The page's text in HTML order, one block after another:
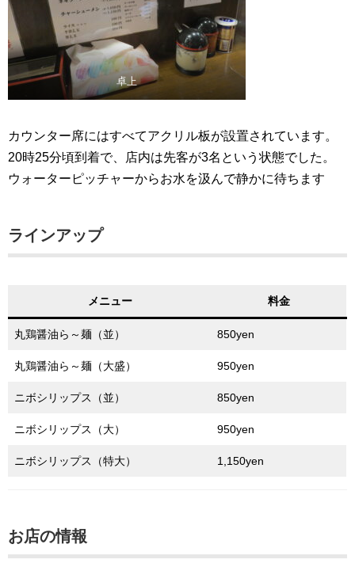
卓上
カウンター席にはすべてアクリル板が設置されています。
20時25分頃到着で、店内は先客が3名という状態でした。
ウォーターピッチャーからお水を汲んで静かに待ちます
ラインアップ
メニュー 料金
丸鶏醤油ら～麺（並） 850yen
丸鶏醤油ら～麺（大盛） 950yen
ニボシリップス（並） 850yen
ニボシリップス（大） 950yen
ニボシリップス（特大） 1,150yen
お店の情報